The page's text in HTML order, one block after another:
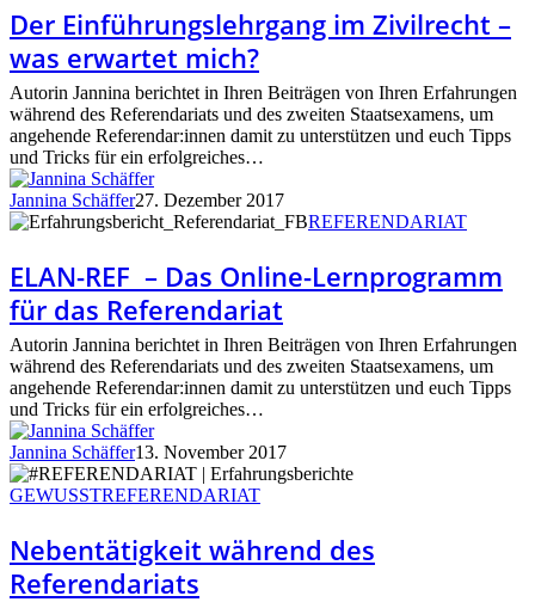
im
Zivilrecht
–
was
erwartet
mich?
Der Einführungslehrgang im Zivilrecht –
was erwartet mich?
Autorin Jannina berichtet in Ihren Beiträgen von Ihren Erfahrungen
während des Referendariats und des zweiten Staatsexamens, um
angehende Referendar:innen damit zu unterstützen und euch Tipps
und Tricks für ein erfolgreiches…
Jannina Schäffer27. Dezember 2017
ELAN-
–
Das
Online-
Lernprogramm
für
das
Referendariat
REFERENDARIAT
ELAN-REF – Das Online-Lernprogramm
für das Referendariat
Autorin Jannina berichtet in Ihren Beiträgen von Ihren Erfahrungen
während des Referendariats und des zweiten Staatsexamens, um
angehende Referendar:innen damit zu unterstützen und euch Tipps
und Tricks für ein erfolgreiches…
Jannina Schäffer13. November 2017
Nebentätigkeit
während
Referendariats
GEWUSSTREFERENDARIAT
Nebentätigkeit während des
Referendariats